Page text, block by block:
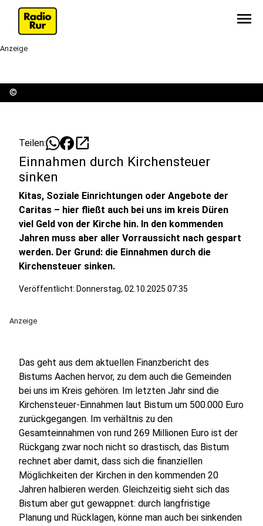
menu
Anzeige
©
Teilen: open_in_new
Einnahmen durch Kirchensteuer
sinken
Kitas, Soziale Einrichtungen oder Angebote der
Caritas – hier fließt auch bei uns im kreis Düren
viel Geld von der Kirche hin. In den kommenden
Jahren muss aber aller Vorraussicht nach gespart
werden. Der Grund: die Einnahmen durch die
Kirchensteuer sinken.
Veröffentlicht: Donnerstag, 02.10.2025 07:35
Anzeige
Das geht aus dem aktuellen Finanzbericht des
Bistums Aachen hervor, zu dem auch die Gemeinden
bei uns im Kreis gehören. Im letzten Jahr sind die
Kirchensteuer-Einnahmen laut Bistum um 500.000 Euro
zurückgegangen. Im verhältnis zu den
Gesamteinnahmen von rund 269 Millionen Euro ist der
Rückgang zwar noch nicht so drastisch, das Bistum
rechnet aber damit, dass sich die finanziellen
Möglichkeiten der Kirchen in den kommenden 20
Jahren halbieren werden. Gleichzeitig sieht sich das
Bistum aber gut gewappnet: durch langfristige
Planung und Rücklagen, könne man auch bei sinkenden